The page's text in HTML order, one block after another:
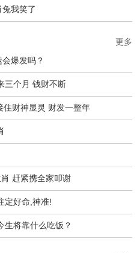
我笑了
爆发吗？
三个月 钱财不断
住财神显灵 财发一整年
赶紧携全家叩谢
定好命,神准!
生将靠什么吃饭？
更多